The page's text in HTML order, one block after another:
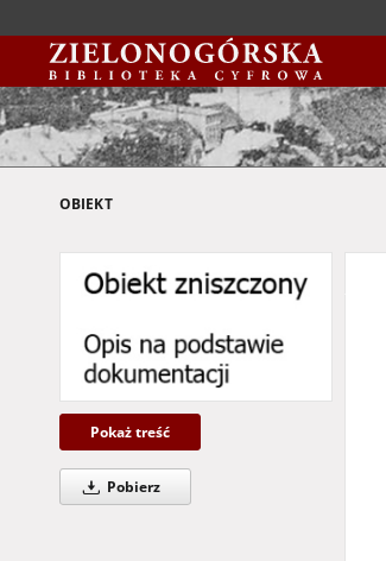
OBIEKT
Pokaż treść
Pobierz